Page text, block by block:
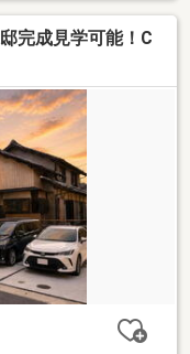
完成見学可能！C